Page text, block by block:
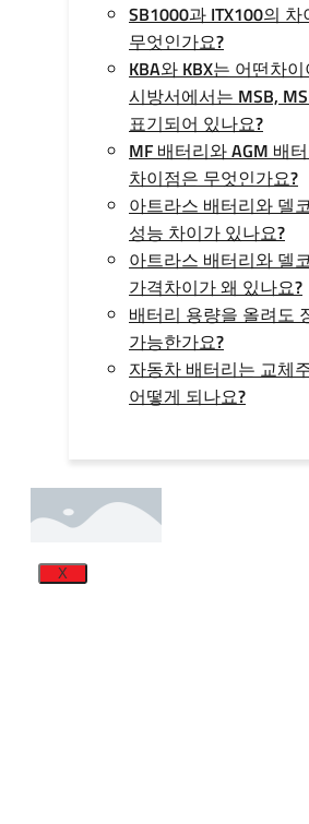
SB1000과 ITX100의 차
무엇인가요?
KBA와 KBX는 어떤차
시방서에서는 MSB,
표기되어 있나요?
MF 배터리와 AGM 배
차이점은 무엇인가요?
아트라스 배터리와 델
성능 차이가 있나요?
아트라스 배터리와 델
가격차이가 왜 있나요?
배터리 용량을 올려도
가능한가요?
자동차 배터리는 교체
어떻게 되나요?
X